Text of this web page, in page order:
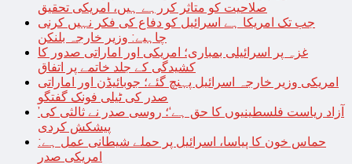
صلاحیت کو متاثر کررہے ہیں، امریکی تحقیق
جب تک امریکا ہے اسرائیل کو دفاع کی فکر نہیں کرنی
چاہیے: وزیر خارجہ بلنکن
غزہ پر اسرائیلی بمباری؛ امریکی اور اماراتی صدور کا
کشیدگی کے جلد خاتمے پر اتفاق
امریکی وزیر خارجہ اسرائیل پہنچ گئے؛ جوبائیڈن اور اماراتی
صدر کی ٹیلی فونک گفتگو
’آزاد ریاست فلسطینیوں کا حق ہے‘؛ روسی صدر نے ثالثی کی
پیشکش کردی
حماس خون کا پیاسا، اسرائیل پر حملے شیطانی عمل ہے:
امریکی صدر